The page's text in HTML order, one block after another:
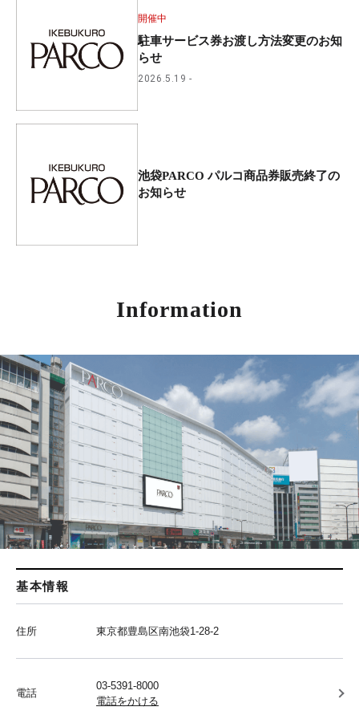
開催中
駐車サービス券お渡し方法変更のお知
らせ
2026.5.19
池袋PARCO パルコ商品券販売終了の
お知らせ
Information
基本情報
住所 東京都豊島区南池袋1-28-2
電話
03-5391-8000
電話をかける